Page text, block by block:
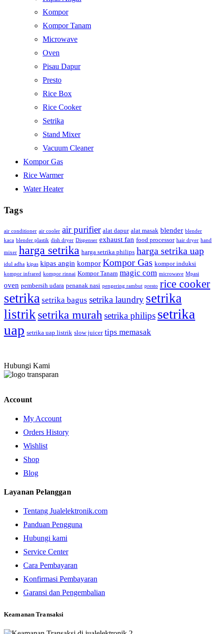
Kompor
Kompor Tanam
Microwave
Oven
Pisau Dapur
Presto
Rice Box
Rice Cooker
Setrika
Stand Mixer
Vacuum Cleaner
Kompor Gas
Rice Warmer
Water Heater
Tags
air conditioner air cooler air purifier alat dapur alat masak blender blender
kaca blender plastik dish dryer Dispenser exhaust fan food processor hair dryer hand
mixer harga setrika harga setrika philips harga setrika uap
idul adha kipas kipas angin kompor Kompor Gas kompor induksi
kompor infrared kompor rinnai Kompor Tanam magic com microwave Mpasi
oven pembersih udara penanak nasi pengering rambut presto rice cooker
setrika setrika bagus setrika laundry setrika
listriksetrika murahsetrika philips setrika
uap setrika uap listrik slow juicer tips memasak
Hubungi Kami
Account
My Account
Orders History
Wishlist
Shop
Blog
Layanan Pelanggan
Tentang Jualelektronik.com
Panduan Pengguna
Hubungi kami
Service Center
Cara Pembayaran
Konfirmasi Pembayaran
Garansi dan Pengembalian
Keamanan Transaksi